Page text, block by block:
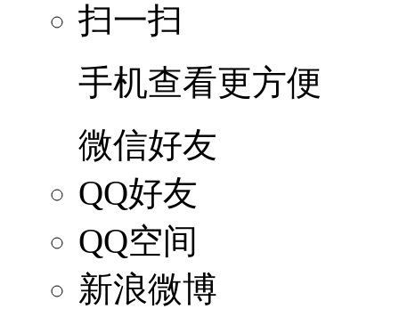
扫一扫
手机查看更方便
微信好友
QQ好友
QQ空间
新浪微博